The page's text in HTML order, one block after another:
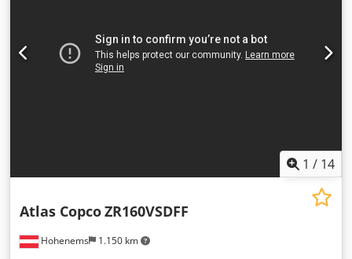
1 / 14
Hohenems 1.150 km
Atlas CopcoZR160VSDFF